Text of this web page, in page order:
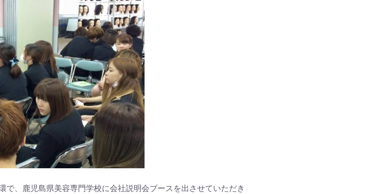
で、鹿児島県美容専門学校に会社説明会ブースを出させていただき